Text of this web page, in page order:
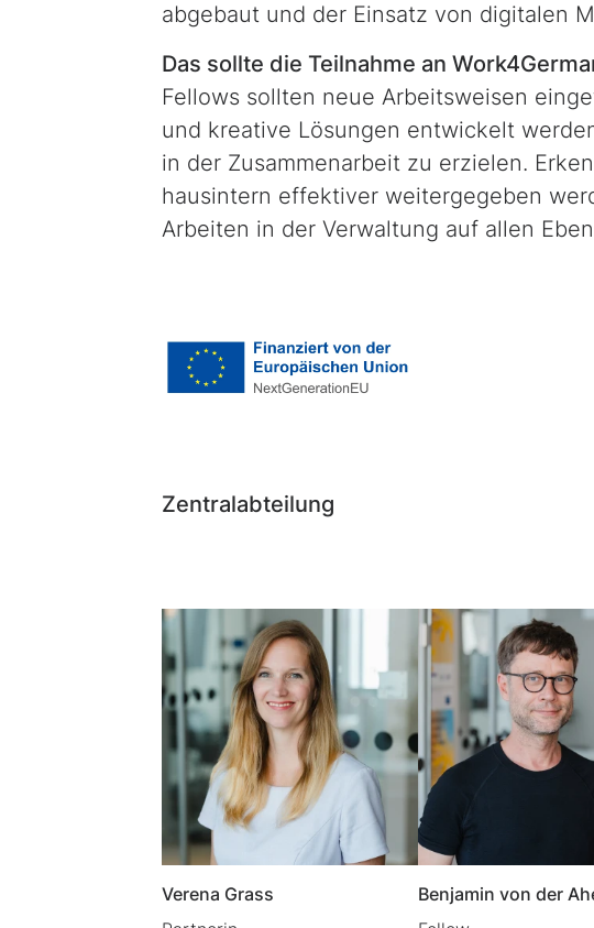
abgebaut und der Einsatz von digitalen
Das sollte die Teilnahme an
Fellows sollten neue Arbeitsweisen
und kreative Lösungen entwickelt
in der Zusammenarbeit zu erzielen.
hausintern effektiver weitergegeben
Arbeiten in der Verwaltung auf allen
Zentralabteilung
Verena Grass
Benjamin von der